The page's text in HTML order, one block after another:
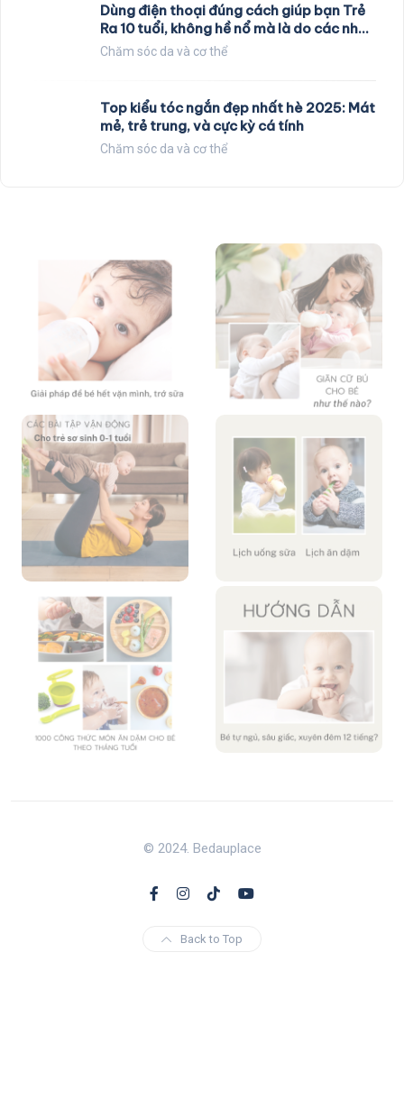
Dùng điện thoại đúng cách giúp bạn Trẻ
Ra 10 tuổi, không hề nổ mà là do các nhà
khoa học nghiên cứu
Chăm sóc da và cơ thể
Top kiểu tóc ngắn đẹp nhất hè 2025: Mát
mẻ, trẻ trung, và cực kỳ cá tính
Chăm sóc da và cơ thể
© 2024. Bedauplace
Back to Top